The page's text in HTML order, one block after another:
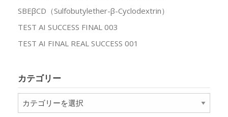
SBEβCD（Sulfobutylether-β-Cyclodextrin）
TEST AI SUCCESS FINAL 003
TEST AI FINAL REAL SUCCESS 001
カテゴリー
テ